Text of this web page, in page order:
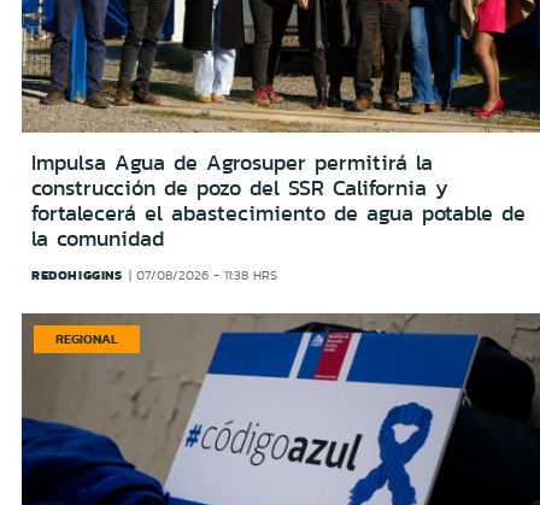
Impulsa Agua de Agrosuper permitirá la
construcción de pozo del SSR California y
fortalecerá el abastecimiento de agua potable de
la comunidad
REDOHIGGINS 07/08/2026 - 11:38 HRS
REGIONAL